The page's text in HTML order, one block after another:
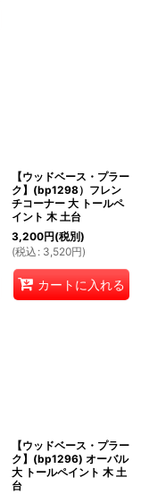
【ウッドベース・プラー
ク】(bp1298）フレン
チコーナー 大 トールペ
イント 木 土台
3,200円(税別)
(税込 : 3,520円)
カートに入れる
【ウッドベース・プラー
ク】(bp1296) オーバル
大 トールペイント 木 土
台